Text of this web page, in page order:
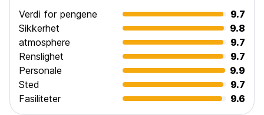
Verdi for pengene
9.7
Sikkerhet
9.8
atmosphere
9.7
Renslighet
9.7
Personale
9.9
Sted
9.7
Fasiliteter
9.6